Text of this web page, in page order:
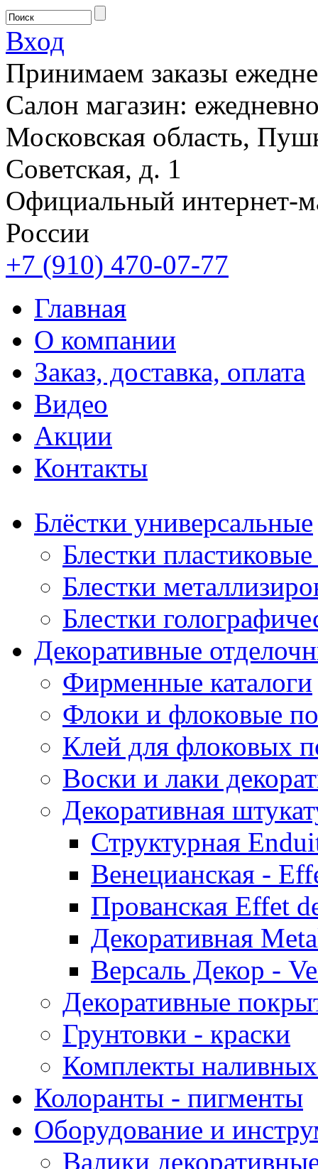
Вход
Принимаем заказы
Салон магазин:
Московская область,
Советская, д. 1
Официальный интернет-
России
+7 (910) 470-07-77
Главная
О компании
Заказ, доставка, оплата
Видео
Акции
Контакты
Блёстки универсальные
Блестки
Блестки
Блестки
Декоративные
Фирменные каталоги
Флоки и флоковые
Клей для флоковых
Воски и лаки
Декоративная
Структурная
Венецианская -
Прованская Effet
Декоративная
Версаль Декор -
Декоративные
Грунтовки - краски
Комплекты
Колоранты - пигменты
Оборудование и
Валики